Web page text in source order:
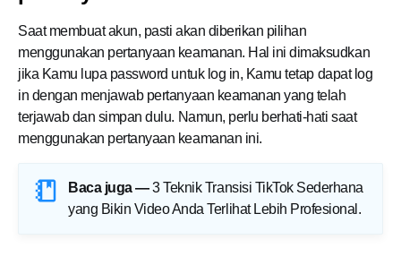
Saat membuat akun, pasti akan diberikan pilihan
menggunakan pertanyaan keamanan. Hal ini dimaksudkan
jika Kamu lupa password untuk log in, Kamu tetap dapat log
in dengan menjawab pertanyaan keamanan yang telah
terjawab dan simpan dulu. Namun, perlu berhati-hati saat
menggunakan pertanyaan keamanan ini.
Baca juga — 3 Teknik Transisi TikTok Sederhana
yang Bikin Video Anda Terlihat Lebih Profesional .